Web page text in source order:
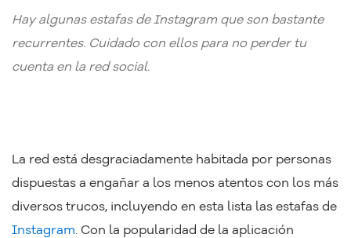
Hay algunas estafas de Instagram que son bastante
recurrentes. Cuidado con ellos para no perder tu
cuenta en la red social.
La red está desgraciadamente habitada por personas
dispuestas a engañar a los menos atentos con los más
diversos trucos, incluyendo en esta lista las estafas de
Instagram . Con la popularidad de la aplicación